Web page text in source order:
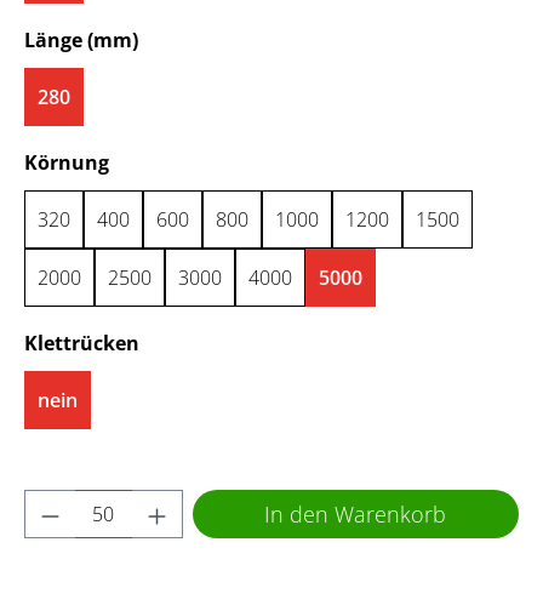
Länge (mm)auswählen
280
Körnungauswählen
320 400 600 800 1000 1200 1500
2000 2500 3000 4000 5000
Klettrücken
nein
Produkt Anzahl: Gib den gewünschten
In den Warenkorb